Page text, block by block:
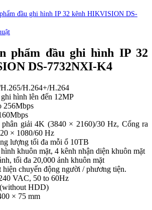
đầu ghi hình IP 32 kênh HIKVISION DS-
phẩm đầu ghi hình IP 32
DS-7732NXI-K4
H.264+/H.264
hình lên đến 12MP
256Mbps
giải 4K (3840 × 2160)/30 Hz, Cổng ra
× 1080/60 Hz
lượng tối đa mỗi ổ 10TB
khuôn mặt, 4 kênh nhận diện khuôn mặt
tối đa 20,000 ảnh khuôn mặt
hiện chuyển động người / phương tiện.
VAC, 50 to 60Hz
HDD)
× 75 mm